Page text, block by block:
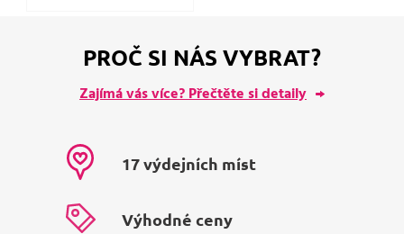
PROČ SI NÁS VYBRAT?
Zajímá vás více? Přečtěte si detaily
17 výdejních míst
Výhodné ceny